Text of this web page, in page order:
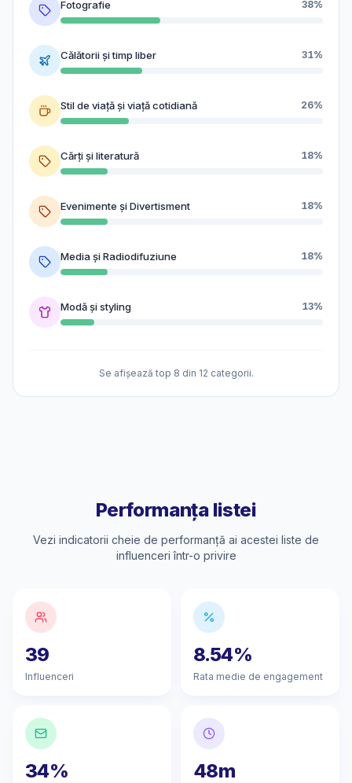
Fotografie 38%
Călătorii și timp liber 31%
Stil de viață și viață cotidiană 26%
Cărți și literatură 18%
Evenimente și Divertisment 18%
Media și Radiodifuziune 18%
Modă și styling 13%
Se afișează top 8 din 12 categorii.
Performanța listei
Vezi indicatorii cheie de performanță ai acestei liste de
influenceri într-o privire
39
Influenceri
8.54%
Rata medie de engagement
34% 48m